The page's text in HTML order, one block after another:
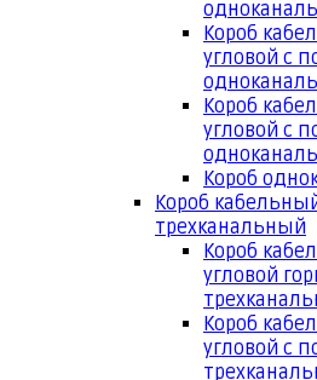
Короб
угловой с
Короб
угловой с
Короб
Короб
трехканальный
Короб
угловой
Короб
угловой с